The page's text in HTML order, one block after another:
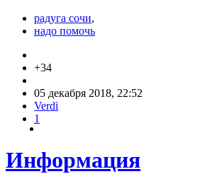
радуга сочи,
надо помочь
+34
05 декабря 2018, 22:52
Verdi
1
Информация